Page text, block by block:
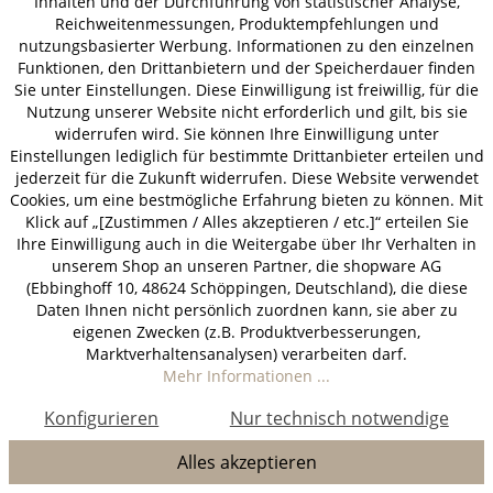
Fazit: Damen-Gambit als
Synonym für Eleganz und
Strategie
Das Damen-Gambit verbindet auf einzigartige
Weise Tradition, Strategie und kulturelle
Bedeutung. Als Schacheröffnung bietet es eine
perfekte Mischung aus taktischen
Möglichkeiten und positionsorientiertem Spiel,
die Anfänger wie Profis gleichermaßen
fasziniert. Die Netflix-Serie Das Damengambit
hat diesem Klassiker der Schachwelt eine neue
Dimension verliehen, indem sie Millionen von
zu entdecken und die strategische Tiefe von
Schach zu würdigen.
Reichweitenmessungen, Produktempfehlungen und
nutzungsbasierter Werbung. Informationen zu den einzelnen
Funktionen, den Drittanbietern und der Speicherdauer finden
Sie unter Einstellungen. Diese Einwilligung ist freiwillig, für die
Nutzung unserer Website nicht erforderlich und gilt, bis sie
widerrufen wird. Sie können Ihre Einwilligung unter
Einstellungen lediglich für bestimmte Drittanbieter erteilen und
jederzeit für die Zukunft widerrufen. Diese Website verwendet
Cookies, um eine bestmögliche Erfahrung bieten zu können. Mit
Klick auf „[Zustimmen / Alles akzeptieren / etc.]“ erteilen Sie
Ihre Einwilligung auch in die Weitergabe über Ihr Verhalten in
unserem Shop an unseren Partner, die shopware AG
(Ebbinghoff 10, 48624 Schöppingen, Deutschland), die diese
Daten Ihnen nicht persönlich zuordnen kann, sie aber zu
eigenen Zwecken (z.B. Produktverbesserungen,
Marktverhaltensanalysen) verarbeiten darf.
Mehr Informationen ...
Nur technisch notwendige
Konfigurieren
Alles akzeptieren